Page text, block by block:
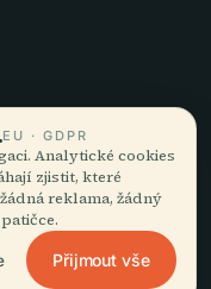
na cestách i v oblacích
· ZH · HI · RU · CS · AR
EU · GDPR
Analytické cookies
zjistit, které
reklama, žádný
Přijmout vše